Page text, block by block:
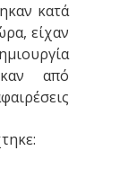
κατά
είχαν
από